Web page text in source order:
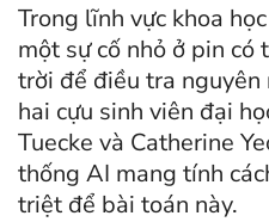
Trong lĩnh vực khoa
một sự cố nhỏ ở pin
trời để điều tra nguyên
hai cựu sinh viên đại
Tuecke và Catherine
thống AI mang tính
triệt để bài toán này.